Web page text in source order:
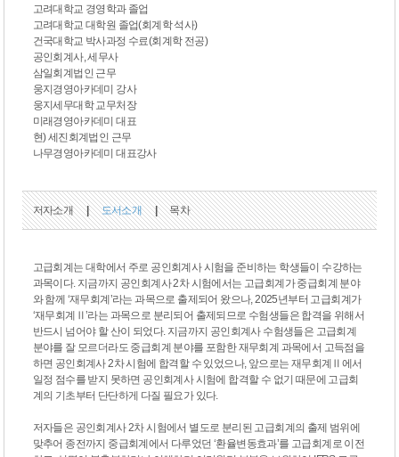
고려대학교 경영학과 졸업
고려대학교 대학원 졸업(회계학 석사)
건국대학교 박사과정 수료(회계학 전공)
공인회계사, 세무사
삼일회계법인 근무
웅지경영아카데미 강사
웅지세무대학 교무처장
미래경영아카데미 대표
현) 세진회계법인 근무
나무경영아카데미 대표강사
저자소개 | 도서소개 | 목차
고급회계는 대학에서 주로 공인회계사 시험을 준비하는 학생들이 수강하는
과목이다. 지금까지 공인회계사 2차 시험에서는 고급회계가 중급회계 분야
와 함께 ‘재무회계’라는 과목으로 출제되어 왔으나, 2025년부터 고급회계가
‘재무회계Ⅱ’라는 과목으로 분리되어 출제되므로 수험생들은 합격을 위해서
반드시 넘어야 할 산이 되었다. 지금까지 공인회계사 수험생들은 고급회계
분야를 잘 모르더라도 중급회계 분야를 포함한 재무회계 과목에서 고득점을
하면 공인회계사 2차 시험에 합격할 수 있었으나, 앞으로는 재무회계Ⅱ에서
일정 점수를 받지 못하면 공인회계사 시험에 합격할 수 없기 때문에 고급회
계의 기초부터 단단하게 다질 필요가 있다.
저자들은 공인회계사 2차 시험에서 별도로 분리된 고급회계의 출제 범위에
맞추어 종전까지 중급회계에서 다루었던 ‘환율변동효과’를 고급회계로 이전